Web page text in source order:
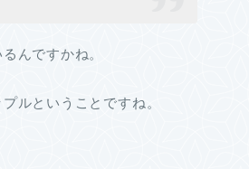
んですかね。
ルということですね。